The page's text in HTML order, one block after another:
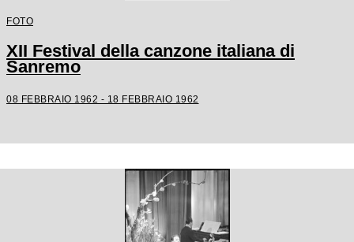
FOTO
XII Festival della canzone italiana di
Sanremo
08 FEBBRAIO 1962 - 18 FEBBRAIO 1962